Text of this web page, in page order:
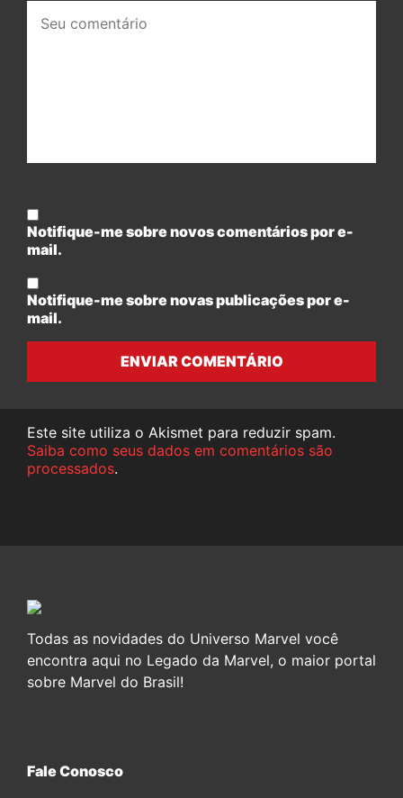
comentário:
Notifique-me sobre novos comentários por e-
mail.
Notifique-me sobre novas publicações por e-
mail.
ENVIAR COMENTÁRIO
Este site utiliza o Akismet para reduzir spam.
Saiba como seus dados em comentários são
processados.
Todas as novidades do Universo Marvel você
encontra aqui no Legado da Marvel, o maior portal
sobre Marvel do Brasil!
Fale Conosco